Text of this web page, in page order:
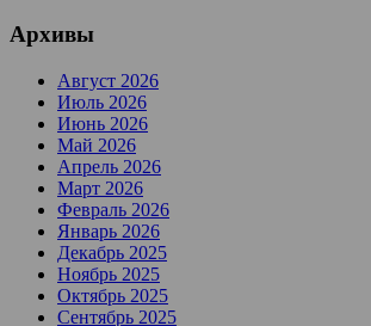
Архивы
Август 2026
Июль 2026
Июнь 2026
Май 2026
Апрель 2026
Март 2026
Февраль 2026
Январь 2026
Декабрь 2025
Ноябрь 2025
Октябрь 2025
Сентябрь 2025